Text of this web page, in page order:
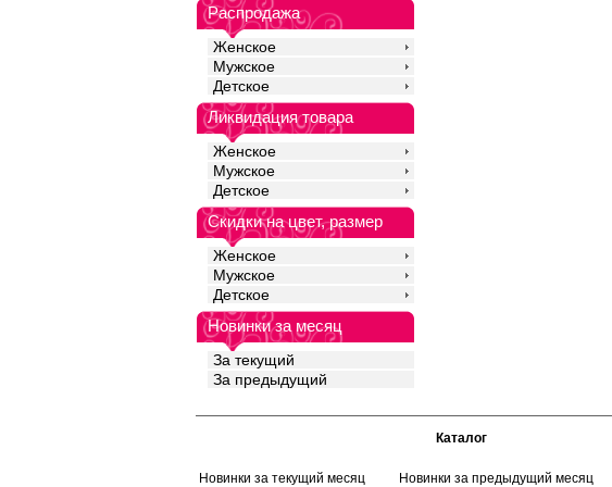
Распродажа
Женское
Мужское
Детское
Ликвидация товара
Женское
Мужское
Детское
Скидки на цвет, размер
Женское
Мужское
Детское
Новинки за месяц
За текущий
За предыдущий
комфорт в течении всего дня. Подходят как
занятий спортом. Рекомендуется
бережная стирка при температуре не
выше 30 градусов.
Каталог
Новинки за текущий месяц Новинки за предыдущий месяц